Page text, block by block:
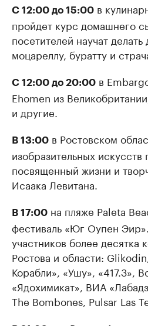
С 12:00 до 15:00 в
пройдет курс домашнего
посетителей научат
моцареллу, буратту и
С 12:00 до 20:00 в
Ehomen из
и другие.
В 13:00 в Ростовском
изобразительных
посвященный жизни и
Исаака Левитана.
В 17:00 на пляже Paleta
фестиваль «Юг Оупен
участников более десятка
Ростова и области:
Корабли», «Ушу», «417.3»,
«Ядохимикат», ВИА
The Bombones, Pulsar Las